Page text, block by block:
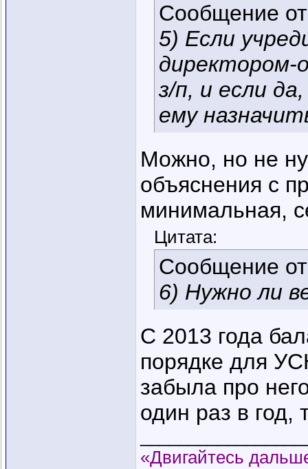
Сообщение
5) Если
директором-
з/п, и если
ему
Можно, но не
объяснения с
минимальная,
Цитата:
Сообщение
6) Нужно ли
С 2013 года
порядке для
забыла про
один раз в год,
«Двигайтесь